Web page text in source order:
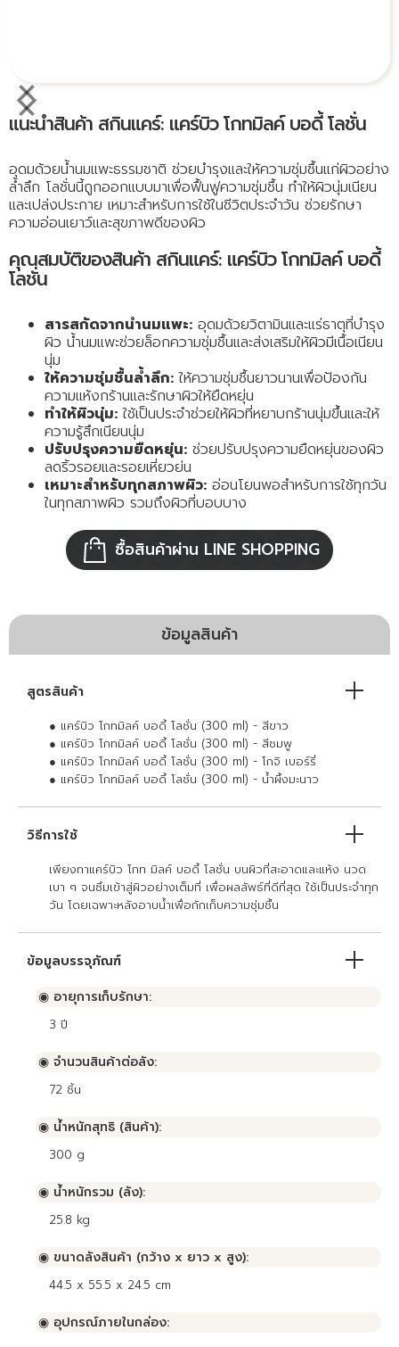
แนะนำสินค้า สกินแคร์: แคร์บิว โกทมิลค์ บอดี้ โลชั่น
อุดมด้วยน้ำนมแพะธรรมชาติ ช่วยบำรุงและให้ความชุ่มชื้นแก่ผิวอย่าง
ล้ำลึก โลชั่นนี้ถูกออกแบบมาเพื่อฟื้นฟูความชุ่มชื้น ทำให้ผิวนุ่มเนียน
และเปล่งประกาย เหมาะสำหรับการใช้ในชีวิตประจำวัน ช่วยรักษา
ความอ่อนเยาว์และสุขภาพดีของผิว
คุณสมบัติของสินค้า สกินแคร์: แคร์บิว โกทมิลค์ บอดี้
โลชั่น
สารสกัดจากน้ำนมแพะ: อุดมด้วยวิตามินและแร่ธาตุที่บำรุง
ผิว น้ำนมแพะช่วยล็อกความชุ่มชื้นและส่งเสริมให้ผิวมีเนื้อเนียน
นุ่ม
ให้ความชุ่มชื้นล้ำลึก: ให้ความชุ่มชื้นยาวนานเพื่อป้องกัน
ความแห้งกร้านและรักษาผิวให้ยืดหยุ่น
ทำให้ผิวนุ่ม: ใช้เป็นประจำช่วยให้ผิวที่หยาบกร้านนุ่มขึ้นและให้
ความรู้สึกเนียนนุ่ม
ปรับปรุงความยืดหยุ่น: ช่วยปรับปรุงความยืดหยุ่นของผิว
ลดริ้วรอยและรอยเหี่ยวย่น
เหมาะสำหรับทุกสภาพผิว: อ่อนโยนพอสำหรับการใช้ทุกวัน
ในทุกสภาพผิว รวมถึงผิวที่บอบบาง
ซื้อสินค้าผ่าน LINE SHOPPING
ข้อมูลสินค้า
สูตรสินค้า
● แคร์บิว โกทมิลค์ บอดี้ โลชั่น (300 ml) - สีขาว
● แคร์บิว โกทมิลค์ บอดี้ โลชั่น (300 ml) - สีชมพู
● แคร์บิว โกทมิลค์ บอดี้ โลชั่น (300 ml) - โกจิ เบอร์รี่
● แคร์บิว โกทมิลค์ บอดี้ โลชั่น (300 ml) - น้ำผึ้งมะนาว
วิธีการใช้
เพียงทาแคร์บิว โกท มิลค์ บอดี้ โลชั่น บนผิวที่สะอาดและแห้ง นวด
เบา ๆ จนซึมเข้าสู่ผิวอย่างเต็มที่ เพื่อผลลัพธ์ที่ดีที่สุด ใช้เป็นประจำทุก
วัน โดยเฉพาะหลังอาบน้ำเพื่อกักเก็บความชุ่มชื้น
ข้อมูลบรรจุภัณฑ์
◉ อายุการเก็บรักษา:
3 ปี
◉ จำนวนสินค้าต่อลัง:
72 ชิ้น
◉ น้ำหนักสุทธิ (สินค้า):
300 g
◉ น้ำหนักรวม (ลัง):
25.8 kg
◉ ขนาดลังสินค้า (กว้าง x ยาว x สูง):
44.5 x 55.5 x 24.5 cm
◉ อุปกรณ์ภายในกล่อง: